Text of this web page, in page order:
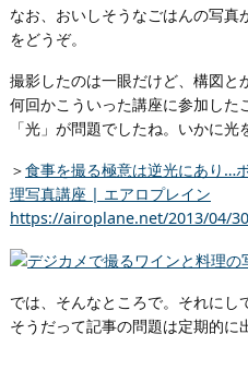
なお、おいしそうなごはんの写
をどうぞ。
撮影したのは一眼だけど、構図と
何回かこういった講座に参加した
「光」が問題でしたね。いかに光
＞食事を撮る極意は逆光にあり…
理写真講座 | エアロプレイン
https://airoplane.net/2013/04/
では、そんなところで。それにし
そうだって記事の問題は定期的に